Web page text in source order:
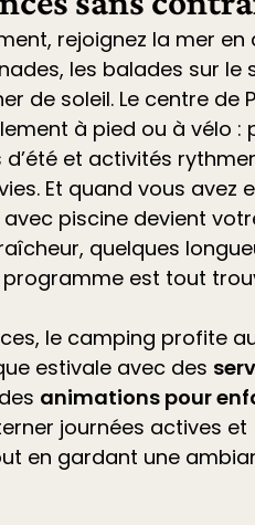
rejoignez la mer en
les balades sur le
de soleil. Le centre de
à pied ou à vélo :
et activités
Et quand vous avez
piscine devient
quelques
est tout
le camping profite
estivale avec des
animations pour
journées actives et
en gardant une